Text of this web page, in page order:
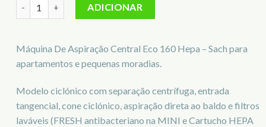
ADICIONAR
Máquina De Aspiração Central Eco 160 Hepa – Sach para
apartamentos e pequenas moradias.
Modelo ciclónico com separação centrífuga, entrada
tangencial, cone ciclónico, aspiração direta ao baldo e filtros
laváveis (FRESH antibacteriano na MINI e Cartucho HEPA